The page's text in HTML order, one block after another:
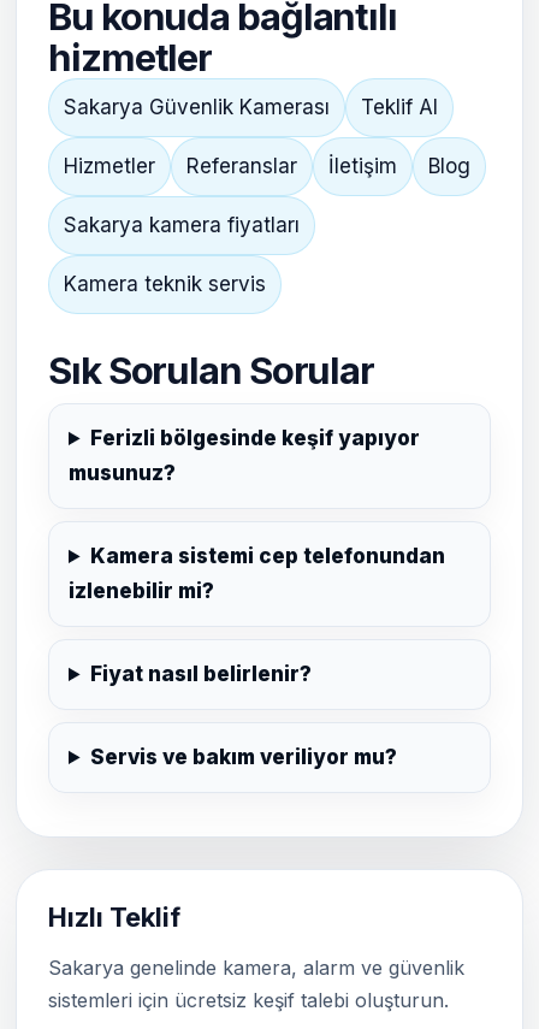
Bu konuda bağlantılı
hizmetler
Sakarya Güvenlik Kamerası Teklif Al
Hizmetler Referanslar İletişim Blog
Sakarya kamera fiyatları
Kamera teknik servis
Sık Sorulan Sorular
Ferizli bölgesinde keşif yapıyor
musunuz?
Kamera sistemi cep telefonundan
izlenebilir mi?
Fiyat nasıl belirlenir?
Servis ve bakım veriliyor mu?
Hızlı Teklif
Sakarya genelinde kamera, alarm ve güvenlik
sistemleri için ücretsiz keşif talebi oluşturun.